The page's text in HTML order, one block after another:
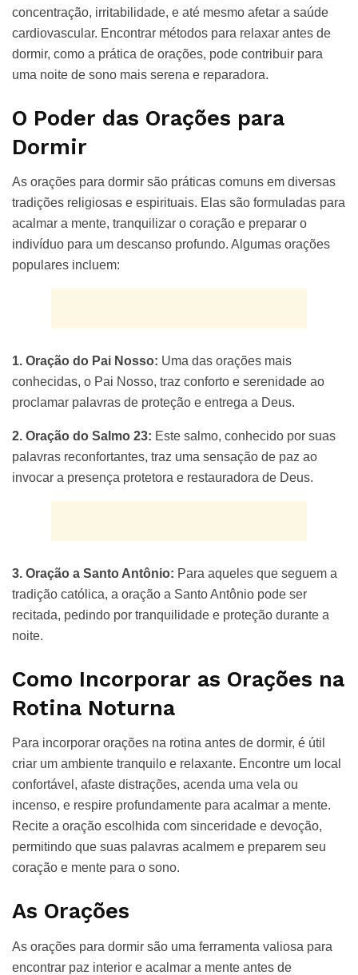
concentração, irritabilidade, e até mesmo afetar a saúde
cardiovascular. Encontrar métodos para relaxar antes de
dormir, como a prática de orações, pode contribuir para
uma noite de sono mais serena e reparadora.
O Poder das Orações para
Dormir
As orações para dormir são práticas comuns em diversas
tradições religiosas e espirituais. Elas são formuladas para
acalmar a mente, tranquilizar o coração e preparar o
indivíduo para um descanso profundo. Algumas orações
populares incluem:
1. Oração do Pai Nosso: Uma das orações mais
conhecidas, o Pai Nosso, traz conforto e serenidade ao
proclamar palavras de proteção e entrega a Deus.
2. Oração do Salmo 23: Este salmo, conhecido por suas
palavras reconfortantes, traz uma sensação de paz ao
invocar a presença protetora e restauradora de Deus.
3. Oração a Santo Antônio: Para aqueles que seguem a
tradição católica, a oração a Santo Antônio pode ser
recitada, pedindo por tranquilidade e proteção durante a
noite.
Como Incorporar as Orações na
Rotina Noturna
Para incorporar orações na rotina antes de dormir, é útil
criar um ambiente tranquilo e relaxante. Encontre um local
confortável, afaste distrações, acenda uma vela ou
incenso, e respire profundamente para acalmar a mente.
Recite a oração escolhida com sinceridade e devoção,
permitindo que suas palavras acalmem e preparem seu
coração e mente para o sono.
As Orações
As orações para dormir são uma ferramenta valiosa para
encontrar paz interior e acalmar a mente antes de